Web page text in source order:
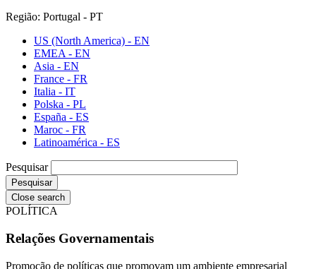
Região: Portugal - PT
US (North America) - EN
EMEA - EN
Asia - EN
France - FR
Italia - IT
Polska - PL
España - ES
Maroc - FR
Latinoamérica - ES
Pesquisar
Close search
POLÍTICA
Relações Governamentais
Promoção de políticas que promovam um ambiente empresarial